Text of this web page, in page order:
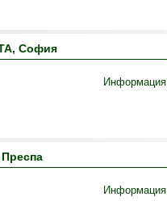
София
Информация
Информация